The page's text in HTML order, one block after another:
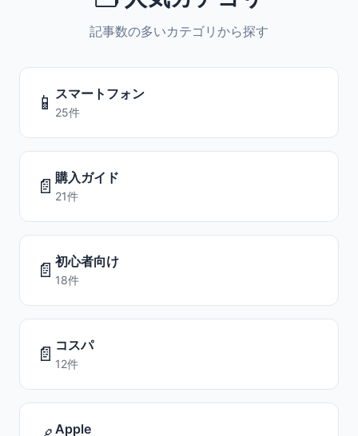
記事数の多いカテゴリから探す
📱 スマートフォン
25件
📄 購入ガイド
21件
📄 初心者向け
18件
📄 コスパ
12件
Apple